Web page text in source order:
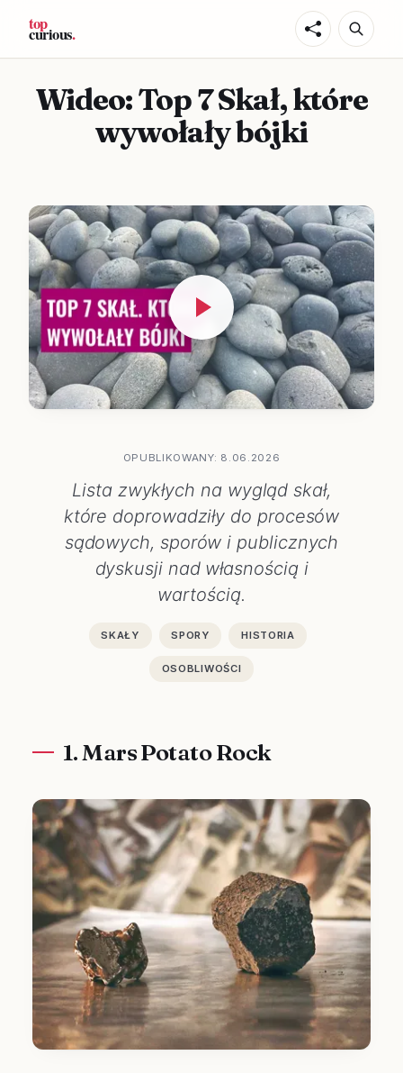
Wideo: Top 7 Skał, które
wywołały bójki
OPUBLIKOWANY: 8.06.2026
Lista zwykłych na wygląd skał,
które doprowadziły do procesów
sądowych, sporów i publicznych
dyskusji nad własnością i
wartością.
SKAŁY SPORY HISTORIA
OSOBLIWOŚCI
1. Mars Potato Rock